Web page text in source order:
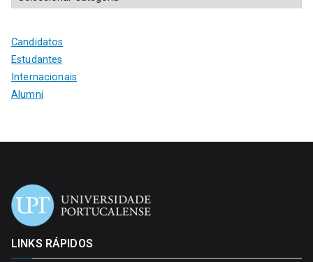
Candidatos
Estudantes
Internacionais
Alumni
LINKS RÁPIDOS